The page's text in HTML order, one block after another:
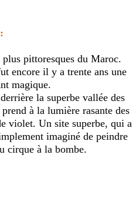
pittoresques du Maroc.
encore il y a trente ans une
magique.
la superbe vallée des
à la lumière rasante des
violet. Un site superbe, qui a
imaginé de peindre
cirque à la bombe.